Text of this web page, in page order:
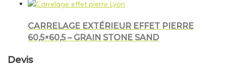
CARRELAGE EXTÉRIEUR EFFET PIERRE
60,5×60,5 – GRAIN STONE SAND
Devis